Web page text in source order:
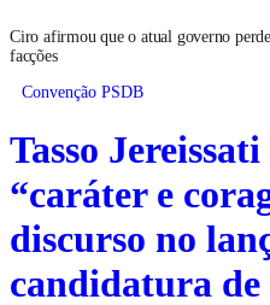
Ciro afirmou que o atual governo
facções
Convenção PSDB
Tasso Jereissati
“caráter e
discurso no
candidatura